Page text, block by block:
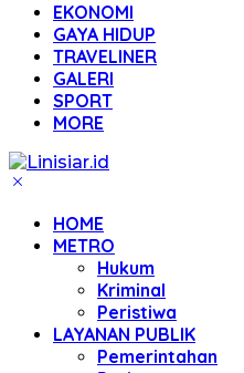
EKONOMI
GAYA HIDUP
TRAVELINER
GALERI
SPORT
MORE
HOME
METRO
Hukum
Kriminal
Peristiwa
LAYANAN PUBLIK
Pemerintahan